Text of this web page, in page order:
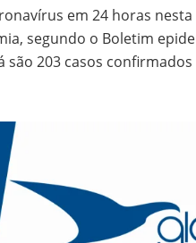
em 24 horas nesta
segundo o Boletim
203 casos